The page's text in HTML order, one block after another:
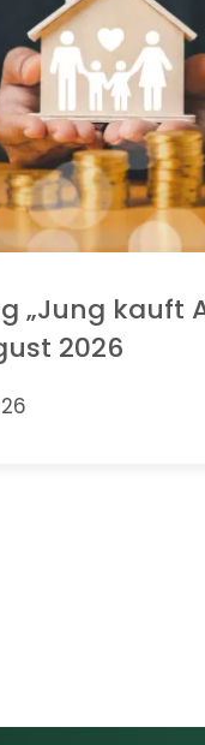
„Jung kauft
2026